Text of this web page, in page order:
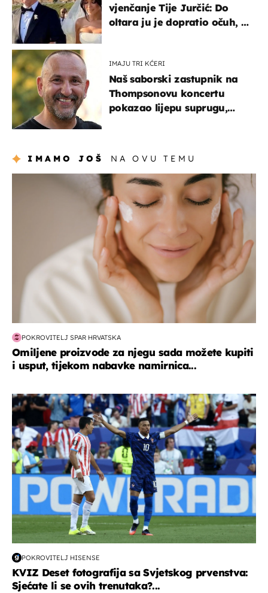
vjenčanje Tije Jurčić: Do
oltara ju je dopratio očuh, a
IMAJU TRI KĆERI
Naš saborski zastupnik na
Thompsonovu koncertu
pokazao lijepu suprugu,
IMAMO JOŠ NA OVU TEMU
moda & ljepota
POKROVITELJ SPAR HRVATSKA
Omiljene proizvode za njegu sada možete kupiti
i usput, tijekom nabavke namirnica...
svjetsko prvenstvo 2026
POKROVITELJ HISENSE
KVIZ Deset fotografija sa Svjetskog prvenstva:
Sjećate li se ovih trenutaka?...